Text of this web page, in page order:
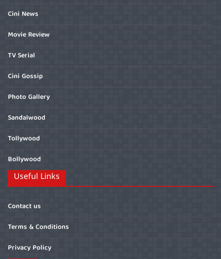
Cini News
Movie Review
TV Serial
Cini Gossip
Photo Gallery
Sandalwood
Tollywood
Bollywood
Useful Links
Contact us
Terms & Conditions
Privacy Policy